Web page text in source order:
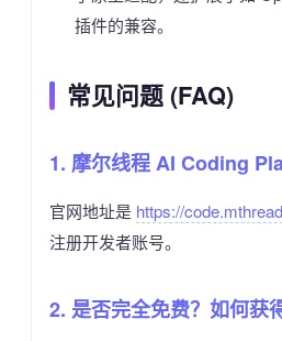
插件的兼容。
常见问题 (FAQ)
1. 摩尔线程 AI Coding
官网地址是 https://
注册开发者账号。
2. 是否完全免费？如何获